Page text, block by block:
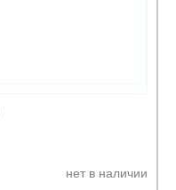
нет в наличии